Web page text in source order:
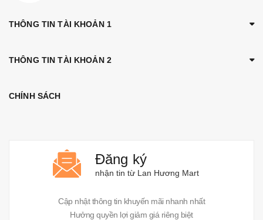
THÔNG TIN TÀI KHOẢN 1
THÔNG TIN TÀI KHOẢN 2
CHÍNH SÁCH
Đăng ký
nhận tin từ Lan Hương Mart
Cập nhật thông tin khuyến mãi nhanh nhất
Hưởng quyền lợi giảm giá riêng biệt